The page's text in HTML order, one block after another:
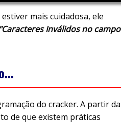
mais cuidadosa, ele
"Caracteres Inválidos no campo
do cracker. A partir da
de que existem práticas